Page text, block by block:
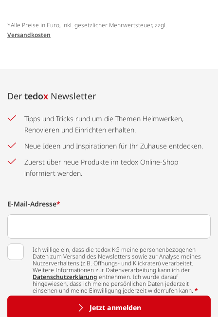
*Alle Preise in Euro, inkl. gesetzlicher Mehrwertsteuer, zzgl.
Versandkosten
Der tedox Newsletter
Tipps und Tricks rund um die Themen Heimwerken,
Renovieren und Einrichten erhalten.
Neue Ideen und Inspirationen für Ihr Zuhause entdecken.
Zuerst über neue Produkte im tedox Online-Shop
informiert werden.
E-Mail-Adresse*
Ich willige ein, dass die tedox KG meine personenbezogenen
Daten zum Versand des Newsletters sowie zur Analyse meines
Nutzerverhaltens (z.B. Öffnungs- und Klickraten) verarbeitet.
Weitere Informationen zur Datenverarbeitung kann ich der
Datenschutzerklärung entnehmen. Ich wurde darauf
hingewiesen, dass ich meine persönlichen Daten jederzeit
einsehen und meine Einwilligung jederzeit widerrufen kann. *
Jetzt anmelden